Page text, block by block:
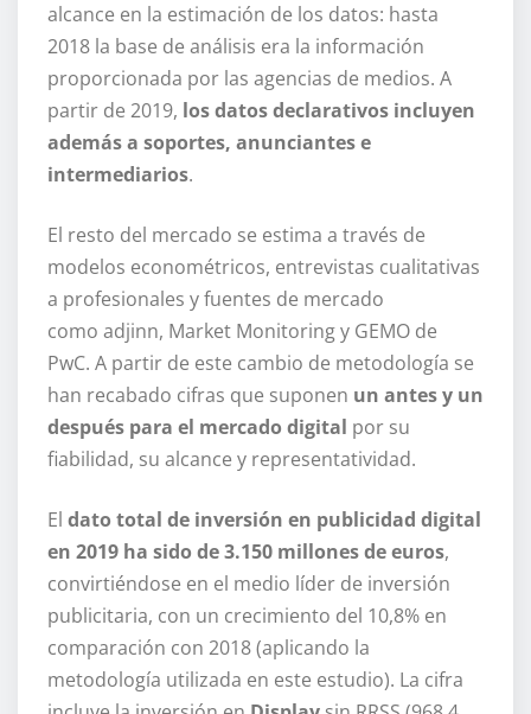
alcance en la estimación de los datos: hasta
2018 la base de análisis era la información
proporcionada por las agencias de medios. A
partir de 2019, los datos declarativos incluyen
además a soportes, anunciantes e
intermediarios.
El resto del mercado se estima a través de
modelos econométricos, entrevistas cualitativas
a profesionales y fuentes de mercado
como adjinn, Market Monitoring y GEMO de
PwC. A partir de este cambio de metodología se
han recabado cifras que suponen un antes y un
después para el mercado digital por su
fiabilidad, su alcance y representatividad.
El dato total de inversión en publicidad digital
en 2019 ha sido de 3.150 millones de euros,
convirtiéndose en el medio líder de inversión
publicitaria, con un crecimiento del 10,8% en
comparación con 2018 (aplicando la
metodología utilizada en este estudio). La cifra